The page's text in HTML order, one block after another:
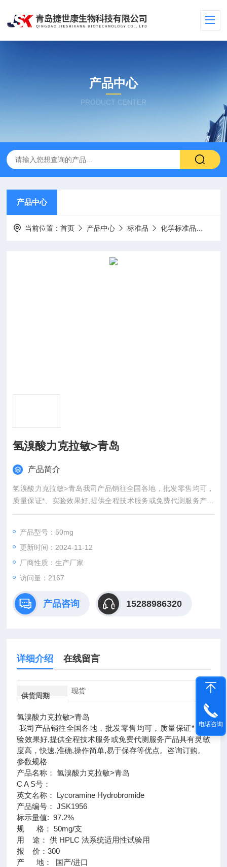
产品中心
PRODUCT CENTER
产品中心
当前位置：首页 产品中心 标准品 化学标准品
氢溴酸力克拉敏>青岛
产品简介
氢溴酸力克拉敏>青岛我司产品销往全国各地，批发零售均可，
质量保证*、实验效果好,提供全程技术服务或免费代测服务产品
具有灵敏度高，快速,准确,操作简单,易于保存等优点。咨询订
产品型号：50mg
更新时间：2024-11-12
厂商性质：生产厂家
访问量：2167
产品咨询 15288986320
详细介绍 在线留言
供货周期
现货
氢溴酸力克拉敏>青岛
我司产品销往全国各地，批发零售均可，质量保证*、实
验效果好,提供全程技术服务或免费代测服务产品具有灵敏
度高，快速,准确,操作简单,易于保存等优点。咨询订购。
参数规格
产品名称： 氢溴酸力克拉敏>青岛
C A S号：
英文名称： Lycoramine Hydrobromide
产品编号： JSK1956
标示量值: 97.2%
规 格： 50mg/支
用 途： 供 HPLC 法系统适用性试验用
报 价：300
产 地： 国产/进口
电话咨询